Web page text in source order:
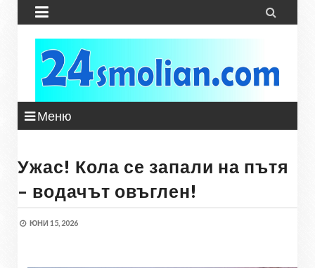
 
Меню
Ужас! Кола се запали на пътя
– водачът овъглен!
ЮНИ 15, 2026